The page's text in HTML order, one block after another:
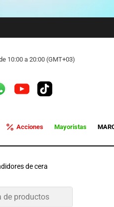
10:00 a 20:00 (GMT+03)
Acciones Mayoristas
de cera